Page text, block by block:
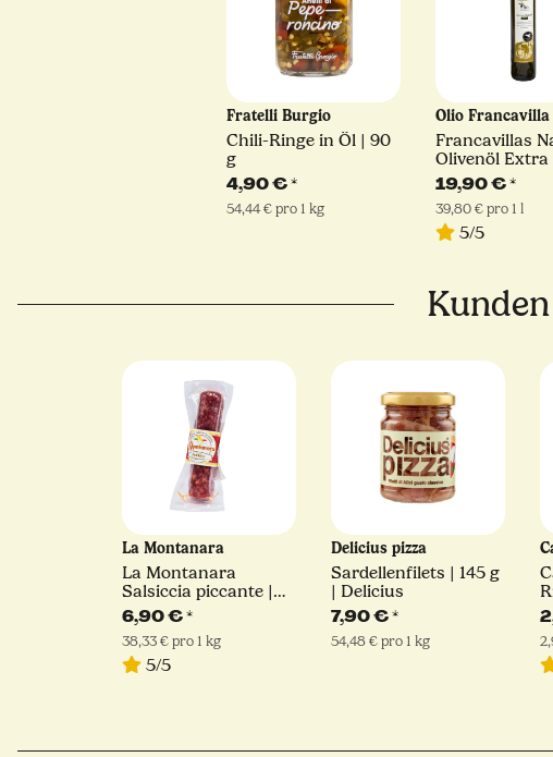
Fratelli Burgio
Chili-Ringe in Öl | 90
g
4,90 €*
54,44 € pro 1 kg
Olio Francavilla
Francavillas
Olivenöl Extra
ml
19,90 €*
39,80 € pro 1 l
5/5
La Montanara
La Montanara
Salsiccia piccante |
180 g
6,90 €*
38,33 € pro 1 kg
5/5
Delicius pizza
Sardellenfilets | 145 g
| Delicius
7,90 €*
54,48 € pro 1 kg